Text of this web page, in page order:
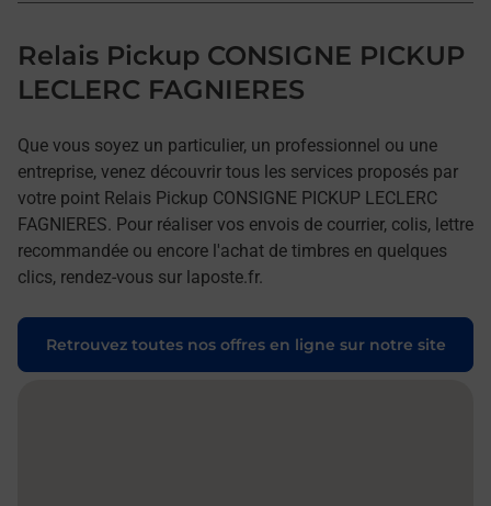
Relais Pickup CONSIGNE PICKUP
LECLERC FAGNIERES
Que vous soyez un particulier, un professionnel ou une
entreprise, venez découvrir tous les services proposés par
votre point Relais Pickup CONSIGNE PICKUP LECLERC
FAGNIERES. Pour réaliser vos envois de courrier, colis, lettre
recommandée ou encore l'achat de timbres en quelques
clics, rendez-vous sur laposte.fr.
Retrouvez toutes nos offres en ligne sur notre site